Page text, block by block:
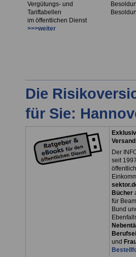
Vergütungs- und
Tariftabellen
im öffentlichen Dienst
>>>weiter
Die
für Sie:
Der
seit
Bücher
für
Bund
und